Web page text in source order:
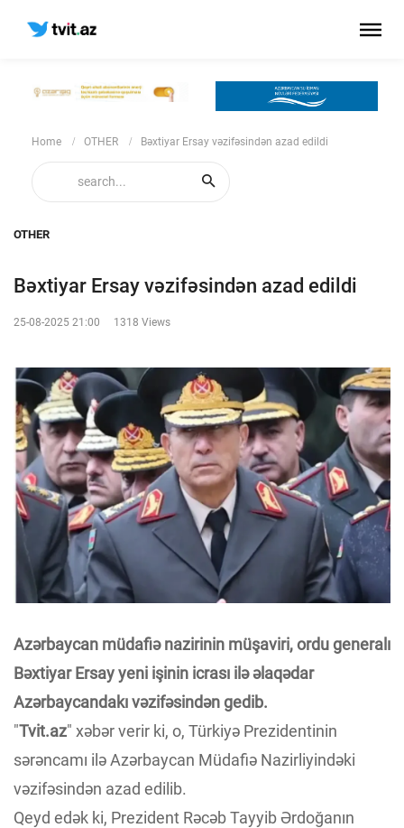
Home OTHER Bəxtiyar Ersay vəzifəsindən azad edildi
OTHER
Bəxtiyar Ersay vəzifəsindən azad edildi
25-08-2025 21:00 1318 Views
Azərbaycan müdafiə nazirinin müşaviri, ordu generalı
Bəxtiyar Ersay yeni işinin icrası ilə əlaqədar
Azərbaycandakı vəzifəsindən gedib.
"Tvit.az" xəbər verir ki, o, Türkiyə Prezidentinin
sərəncamı ilə Azərbaycan Müdafiə Nazirliyindəki
vəzifəsindən azad edilib.
Qeyd edək ki, Prezident Rəcəb Tayyib Ərdoğanın